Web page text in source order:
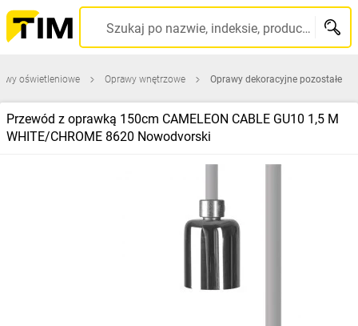
Szukaj po nazwie, indeksie, producencie, kodzie kreskowym...
oświetleniowe Oprawy wnętrzowe Oprawy dekoracyjne pozostałe
Przewód z oprawką 150cm CAMELEON CABLE GU10 1,5 M
WHITE/CHROME 8620 Nowodvorski